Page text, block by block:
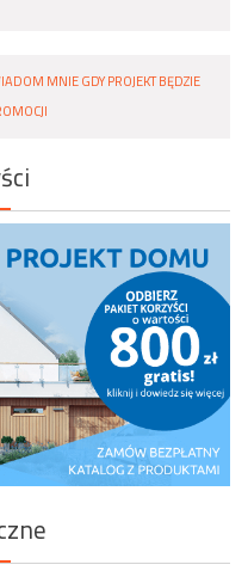
MNIE GDY PROJEKT BĘDZIE